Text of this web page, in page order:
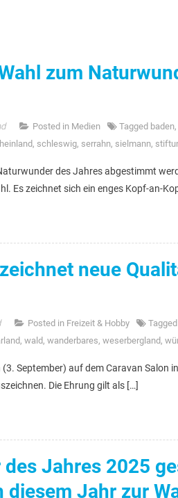
zum
Posted in Medien Tagged baden,
, schleswig, serrahn, sielmann,
des Jahres abgestimmt
Es zeichnet sich ein enges Kopf-an-
neue
Posted in Freizeit & Hobby Tagged
, wald, wanderbares, weserbergland,
September) auf dem Caravan Salon
Die Ehrung gilt als […]
Jahres 2025
Jahr zur